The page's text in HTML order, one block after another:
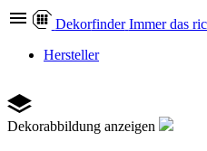
Dekorfinder Immer das
Hersteller
Dekorabbildung anzeigen